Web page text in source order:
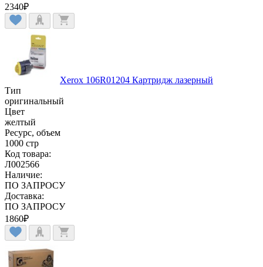
2340₽
Xerox 106R01204 Картридж лазерный
Тип
оригинальный
Цвет
желтый
Ресурс, объем
1000 стр
Код товара:
Л002566
Наличие:
ПО ЗАПРОСУ
Доставка:
ПО ЗАПРОСУ
1860₽